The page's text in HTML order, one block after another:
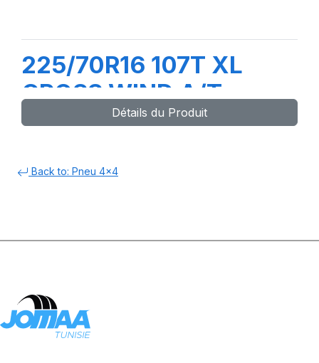
225/70R16 107T XL
CROSS WIND A/T
Détails du Produit
Back to: Pneu 4x4